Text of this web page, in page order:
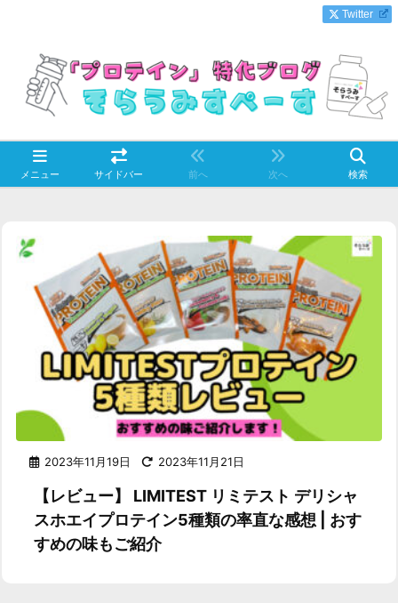
メニュー サイドバー 前へ 次へ 検索
Twitter
2023年11月19日 2023年11月21日
【レビュー】 LIMITEST リミテスト デリシャ
スホエイプロテイン5種類の率直な感想 | おす
すめの味もご紹介